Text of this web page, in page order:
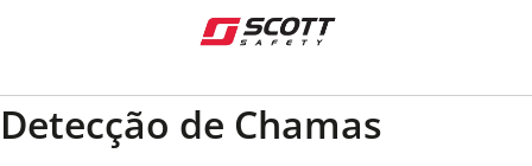
Detecção de Chamas